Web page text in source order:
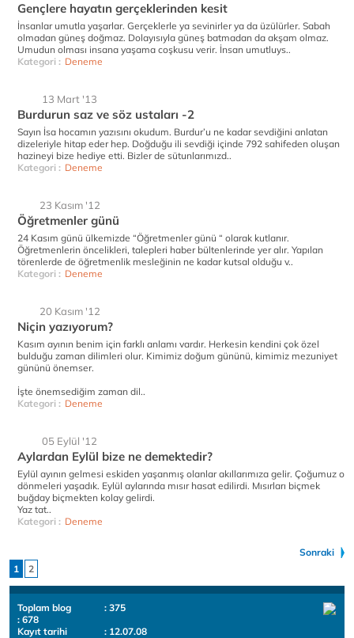
Gençlere hayatın gerçeklerinden kesit
İnsanlar umutla yaşarlar. Gerçeklerle ya sevinirler ya da üzülürler. Sabah
olmadan güneş doğmaz. Dolayısıyla güneş batmadan da akşam olmaz.
Umudun olması insana yaşama coşkusu verir. İnsan umutluys..
Kategori : Deneme
13 Mart '13
Burdurun saz ve söz ustaları -2
Sayın İsa hocamın yazısını okudum. Burdur’u ne kadar sevdiğini anlatan
dizeleriyle hitap eder hep. Doğduğu ili sevdiği içinde 792 sahifeden oluşan
hazineyi bize hediye etti. Bizler de sütunlarımızd..
Kategori : Deneme
23 Kasım '12
Öğretmenler günü
24 Kasım günü ülkemizde “Öğretmenler günü “ olarak kutlanır.
Öğretmenlerin öncelikleri, talepleri haber bültenlerinde yer alır. Yapılan
törenlerde de öğretmenlik mesleğinin ne kadar kutsal olduğu v..
Kategori : Deneme
20 Kasım '12
Niçin yazıyorum?
Kasım ayının benim için farklı anlamı vardır. Herkesin kendini çok özel
bulduğu zaman dilimleri olur. Kimimiz doğum gününü, kimimiz mezuniyet
gününü önemser.
İşte önemsediğim zaman dil..
Kategori : Deneme
05 Eylül '12
Aylardan Eylül bize ne demektedir?
Eylül ayının gelmesi eskiden yaşanmış olanlar akıllarımıza gelir. Çoğumuz o
dönmeleri yaşadık. Eylül aylarında mısır hasat edilirdi. Mısırları biçmek
buğday biçmekten kolay gelirdi.
Yaz tat..
Kategori : Deneme
Sonraki
1
2
Toplam blog
: 375
: 678
Kayıt tarihi
: 12.07.08